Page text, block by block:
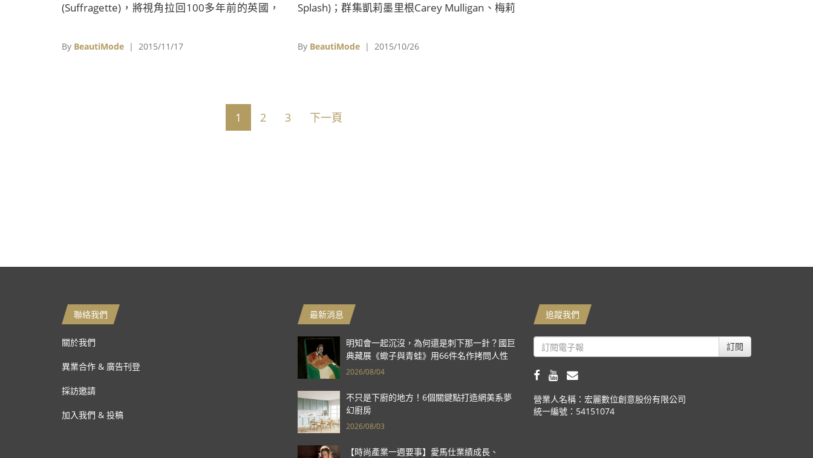
(Suffragette)，將視角拉回100多年前的英國，
方式勇敢抗爭。
By BeautiMode | 2015/11/17
Splash)；群集凱莉墨里根Carey Mulligan、梅莉
Bonham Carter等演技巨星主演，描繪英國女權
《扣押幸福》(Freeheld)，以及英國硬漢浪子湯
姆哈迪Tom Hardy大展歌喉的凶殺歌舞片《倫敦
By BeautiMode | 2015/10/26
1 2 3 下一頁
聯絡我們
關於我們
異業合作 & 廣告刊登
採訪邀請
加入我們 & 投稿
最新消息
明知會一起沉沒，為何還是刺下那一針？國巨
典藏展《蠍子與青蛙》用66件名作拷問人性
2026/08/04
不只是下廚的地方！6個關鍵點打造網美系夢
幻廚房
2026/08/03
【時尚產業一週要事】愛馬仕業績成長、
追蹤我們
訂閱
營業人名稱：宏麗數位創意股份有限公司
統一編號：54151074